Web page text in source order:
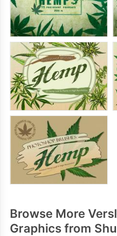
Browse More
Graphics from